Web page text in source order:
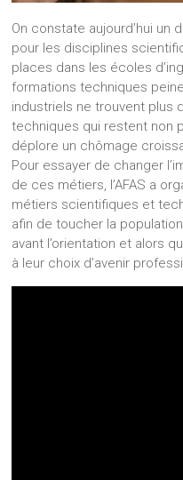
On constate aujourd’hui un
pour les disciplines
places dans les écoles
formations techniques
industriels ne trouvent plus
techniques qui restent non
déplore un chômage
Pour essayer de changer
de ces métiers, l’AFAS a
métiers scientifiques et
afin de toucher la
avant l’orientation et alors
à leur choix d’avenir